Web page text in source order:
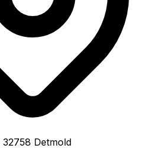
32758 Detmold